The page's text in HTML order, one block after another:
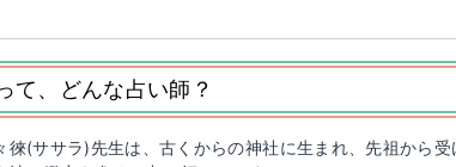
て、どんな占い師？
徠(ササラ)先生は、古くからの神社に生まれ、先祖から